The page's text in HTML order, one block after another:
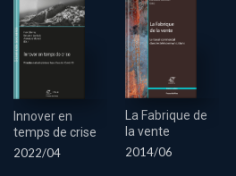
Innover en
temps de crise
2022/04
La Fabrique de
la vente
2014/06